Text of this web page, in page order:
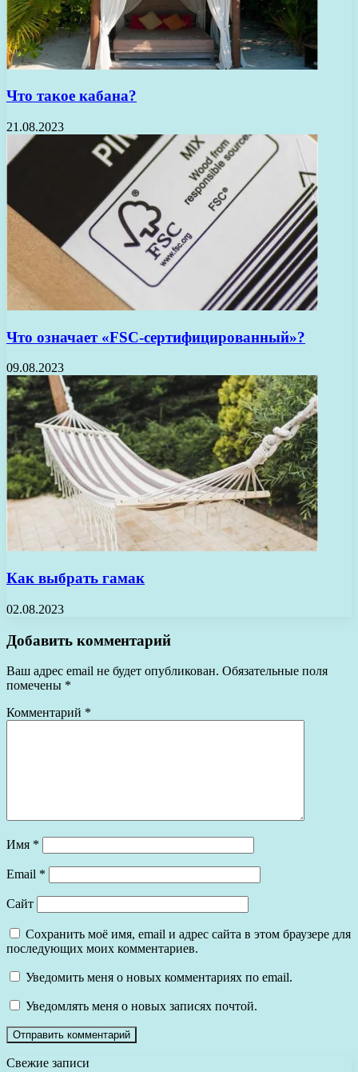
Что такое кабана?
21.08.2023
Что означает «FSC-сертифицированный»?
09.08.2023
Как выбрать гамак
02.08.2023
Добавить комментарий
Ваш адрес email не будет опубликован. Обязательные поля
помечены *
Комментарий *
Имя *
Email *
Сайт
Сохранить моё имя, email и адрес сайта в этом браузере для
последующих моих комментариев.
Уведомить меня о новых комментариях по email.
Уведомлять меня о новых записях почтой.
Свежие записи